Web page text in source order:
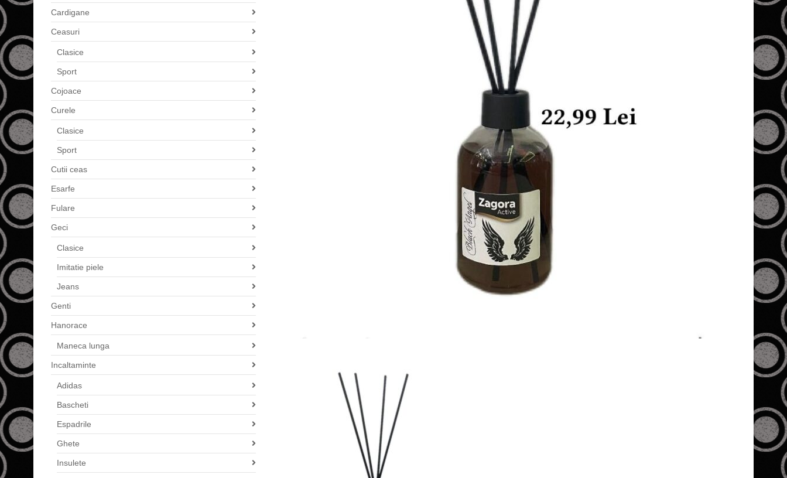
Cardigane
Ceasuri
Clasice
Sport
Cojoace
Curele
Clasice
Sport
Cutii ceas
Esarfe
Fulare
Geci
Clasice
Imitatie piele
Jeans
Genti
Hanorace
Maneca lunga
Incaltaminte
Adidas
Bascheti
Espadrile
Ghete
Insulete